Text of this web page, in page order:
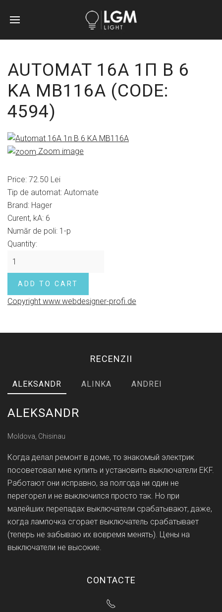
AUTOMAT 16A 1П B 6
KA MB116A (CODE:
4594)
Zoom image
Price: 72.50 Lei
Tip de automat: Automate
Brand: Hager
Curent, kA: 6
Număr de poli: 1-p
Quantity:
Copyright www.webdesigner-profi.de
RECENZII
ALEKSANDR ALINKA ANDREI
ALEKSANDR
Moldova, Chisinau
Когда делал ремонт в доме, то знакомый электрик
посоветовал мне купить и установить выключатели EKF.
Работают они исправно, за полгода ни один не
перегорел и не выключился просто так. Но при
малейших перепадах выключатели срабатывают, даже,
когда лампочка сгорает выключатель срабатывает
(теперь не забываю их вовремя менять). Цены на
выключатели не высокие.
CONTACTE